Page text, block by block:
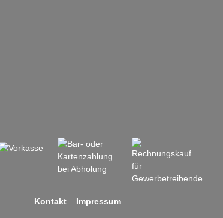
Kontakt Impressum